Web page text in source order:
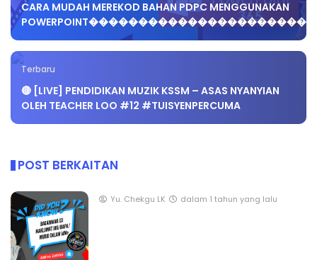
CARA MUDAH MEREKOD BAHAN PDPC MENGGUNAKAN
Terbaru
🔴 [LIVE] PENDIDIKAN MUZIK KSSM – ASAS NYANYIAN
OLEH TEACHER LOO #12 #TUISYENPERCUMA
POST BERKAITAN
Yu. Chekgu LK dalam 1 tahun yang lalu